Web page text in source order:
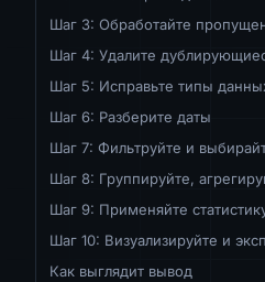
Шаг 3: Обработайте
Шаг 4: Удалите
Шаг 5: Исправьте типы
Шаг 6: Разберите даты
Шаг 7: Фильтруйте и
Шаг 8: Группируйте,
Шаг 9: Применяйте
Шаг 10: Визуализируйте и
Как выглядит вывод